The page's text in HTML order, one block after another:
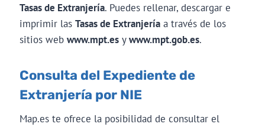
Tasas de Extranjería. Puedes rellenar, descargar e
imprimir las Tasas de Extranjeríaa través de los
sitios web www.mpt.esywww.mpt.gob.es.
Consulta del Expediente de
Extranjería por NIE
Map.es te ofrece la posibilidad de consultar el